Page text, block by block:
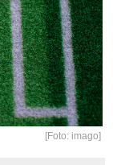
[Foto: imago]